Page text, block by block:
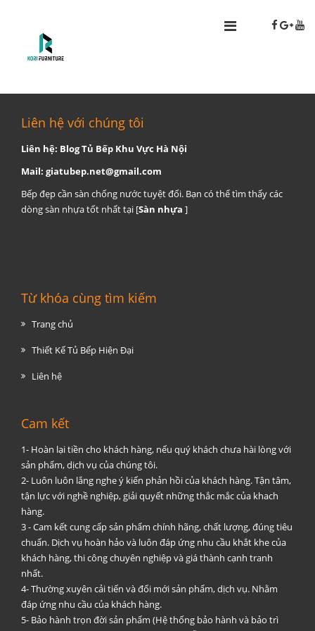
Liên hệ với chúng tôi
Liên hệ: Blog Tủ Bếp Khu Vực Hà Nội
Mail: giatubep.net@gmail.com
Bếp đẹp cần sàn chống nước tuyệt đối. Bạn có thể tìm thấy các
dòng sàn nhựa tốt nhất tại [Sàn nhựa ]
Từ khóa cùng tìm kiếm
Trang chủ
Thiết Kế Tủ Bếp Hiện Đại
Liên hệ
Cam kết
1- Hoàn lại tiền cho khách hàng, nếu quý khách chưa hài lòng với
sản phẩm, dịch vụ của chúng tôi.
2- Luôn luôn lắng nghe ý kiến phản hồi của khách hàng. Tận tâm,
tận lực với nghề nghiệp, giải quyết những thắc mắc của khach
hàng.
3 - Cam kết cung cấp sản phẩm chính hãng, chất lượng, đúng tiêu
chuẩn. Dịch vụ hoàn hảo và luôn đáp ứng nhu cầu khắt khe của
khách hàng, thi công chuyên nghiệp và giá thành cạnh tranh
nhất.
4- Thường xuyên cải tiến và đổi mới sản phẩm, dịch vụ. Nhằm
đáp ứng nhu cầu của khách hàng.
5- Bảo hành trọn đời sản phẩm (Hệ thống bảo hành và bảo trì